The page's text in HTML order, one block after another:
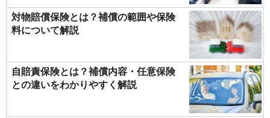
対物賠償保険とは？補償の範囲や保険
料について解説
自賠責保険とは？補償内容・任意保険
との違いをわかりやすく解説